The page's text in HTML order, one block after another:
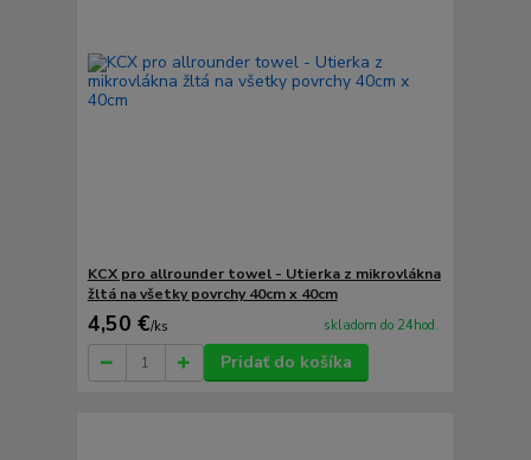
KCX pro allrounder towel - Utierka z mikrovlákna
žltá na všetky povrchy 40cm x 40cm
4,50 €/ks skladom do 24hod.
Pridať do košíka